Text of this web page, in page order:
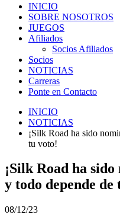
INICIO
SOBRE NOSOTROS
JUEGOS
Afiliados
Socios Afiliados
Socios
NOTICIAS
Carreras
Ponte en Contacto
INICIO
NOTICIAS
¡Silk Road ha sido
tu voto!
¡Silk Road ha
y todo depende de
08/12/23